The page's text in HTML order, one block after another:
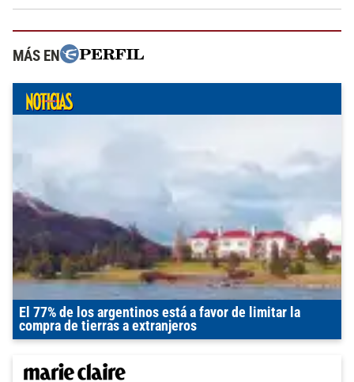
MÁS EN
El 77% de los argentinos está a favor de limitar la
compra de tierras a extranjeros